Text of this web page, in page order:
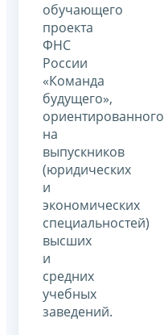
обучающего
проекта
ФНС
России
«Команда
будущего»,
ориентированного
на
выпускников
(юридических
и
экономических
специальностей)
высших
и
средних
учебных
заведений.